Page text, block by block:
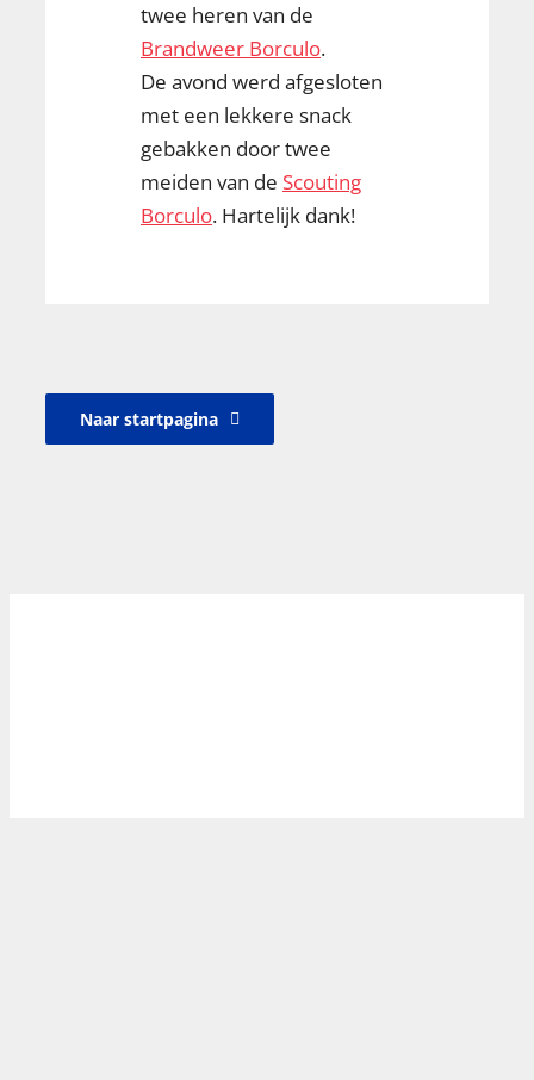
twee heren van de
Brandweer Borculo.
De avond werd afgesloten
met een lekkere snack
gebakken door twee
meiden van de Scouting
Borculo. Hartelijk dank!
Naar startpagina